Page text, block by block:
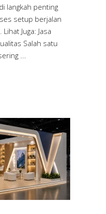
langkah penting
setup berjalan
Juga: Jasa
Salah satu